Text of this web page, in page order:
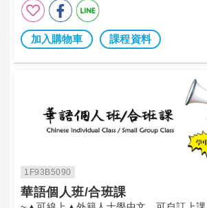
加入購物車 課程資料
1F93B5090
華語個人班/合班課